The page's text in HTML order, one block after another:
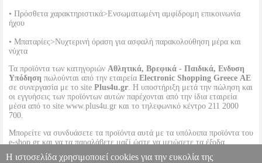
• Πρόσθετα χαρακτηριστικά>Ενσωματωμένη αμφίδρομη επικοινωνία
ήχου
• Μπαταρίες>Νυχτερινή όραση για ασφαλή παρακολούθηση μέρα και
νύχτα
Τα προϊόντα των κατηγοριών Αθλητικά, Βρεφικά - Παιδικά, Ενδυση
Υπόδηση πωλούνται από την εταιρεία Electronic Shopping Greece ΑΕ
σε συνεργασία με το site Plus4u.gr. Η υποστήριξη μετά την πώληση και
οι εγγυήσεις των προϊόντων αυτών παρέχονται από την ίδια εταιρεία
μέσα από το site www.plus4u.gr και το τηλεφωνικό κέντρο 211 2000
700.
Μπορείτε να συνδυάσετε τα προϊόντα αυτά με τα υπόλοιπα προϊόντα του
e-shop.gr και να τα παραλάβετε μαζί ώστε να μειώσετε τα έξοδα
αποστολής. Μπορείτε επίσης να παραλάβετε από οποιοδήποτε eshop
point με μηδενικά έξοδα αποστολής ανεξαρτήτως ύψους παραγγελίας!
Η ιστοσελίδα χρησιμοποιεί cookies για την ευκολία της